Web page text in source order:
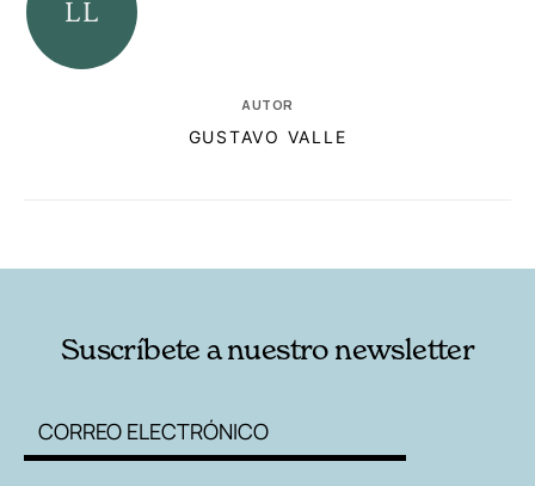
AUTOR
GUSTAVO VALLE
Suscríbete a nuestro newsletter